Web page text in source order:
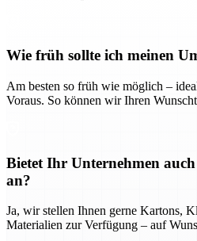
Wie früh sollte ich meinen
Am besten so früh wie möglich –
Voraus. So können wir Ihren
Bietet Ihr Unternehmen
an?
Ja, wir stellen Ihnen gerne Kartons,
Materialien zur Verfügung – auf